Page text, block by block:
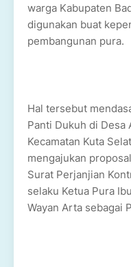
warga Kabupaten
digunakan buat
pembangunan pura.
Hal tersebut
Panti Dukuh di Desa
Kecamatan Kuta
mengajukan
Surat Perjanjian
selaku Ketua Pura
Wayan Arta sebagai